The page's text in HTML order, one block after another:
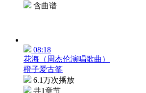
含曲谱
08:18
花海（周杰伦演唱歌曲）
橙子爱古筝
6.1万次播放
共1章节